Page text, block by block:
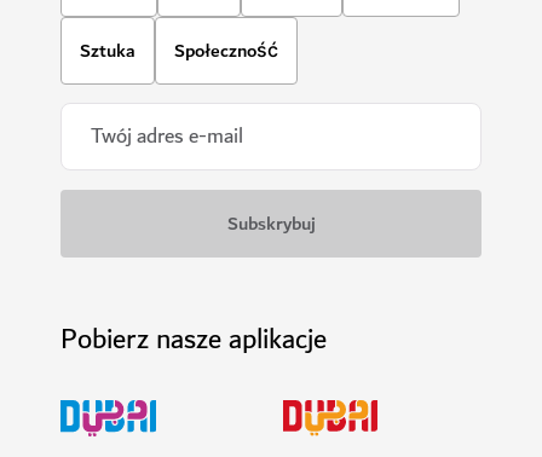
Sztuka Społeczność
Pobierz nasze aplikacje